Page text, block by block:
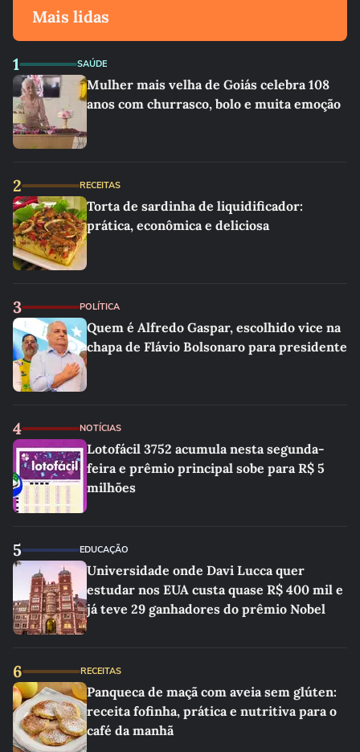
Mais lidas
1 SAÚDE
Mulher mais velha de Goiás celebra 108
anos com churrasco, bolo e muita emoção
2 RECEITAS
Torta de sardinha de liquidificador:
prática, econômica e deliciosa
3 POLÍTICA
Quem é Alfredo Gaspar, escolhido vice na
chapa de Flávio Bolsonaro para presidente
4 NOTÍCIAS
Lotofácil 3752 acumula nesta segunda-
feira e prêmio principal sobe para R$ 5
milhões
5 EDUCAÇÃO
Universidade onde Davi Lucca quer
estudar nos EUA custa quase R$ 400 mil e
já teve 29 ganhadores do prêmio Nobel
6 RECEITAS
Panqueca de maçã com aveia sem glúten:
receita fofinha, prática e nutritiva para o
café da manhã